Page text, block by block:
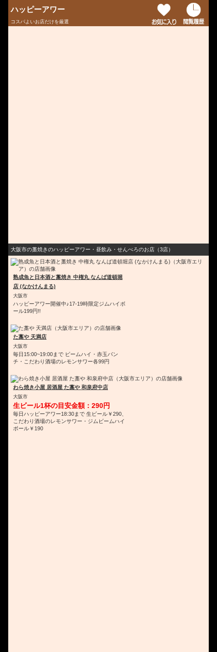
ハッピーアワー
コスパよいお店だけを厳選
大阪市の藁焼きのハッピーアワー・昼飲み・せんべろのお店（3店）
熟成魚と日本酒と藁焼き 中権丸 なんば道頓堀
店 (なかけんまる)
大阪市
ハッピーアワー開催中♪17-19時限定ジムハイボ
ール199円!!
た藁や 天満店
大阪市
毎日15:00~19:00まで ビームハイ・赤玉パン
チ・こだわり酒場のレモンサワー各99円
わら焼き小屋 居酒屋 た藁や 和泉府中店
大阪市
生ビール1杯の目安金額：290円
毎日ハッピーアワー18:30まで 生ビール￥290、
こだわり酒場のレモンサワー・ジムビームハイ
ボール￥190